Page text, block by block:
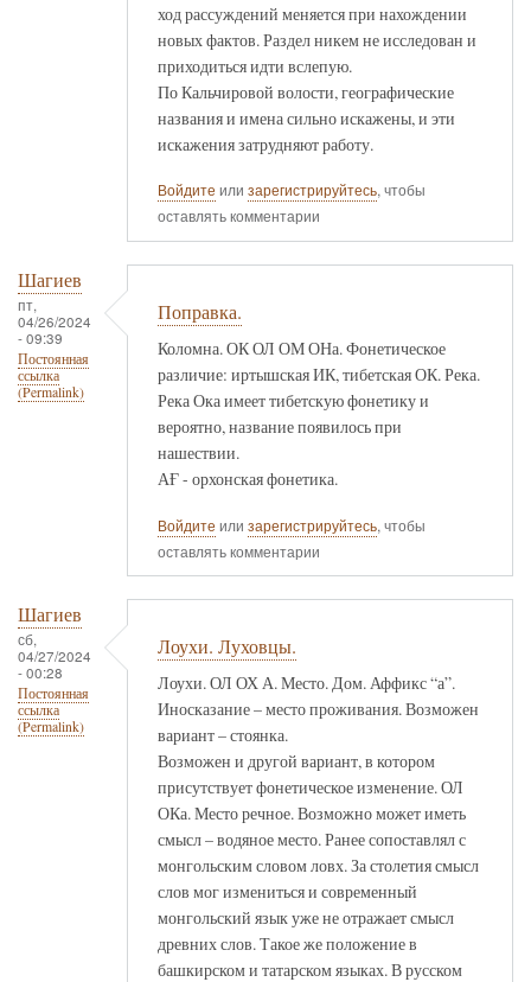
ход рассуждений меняется при нахождении
новых фактов. Раздел никем не исследован и
приходиться идти вслепую.
По Кальчировой волости, географические
названия и имена сильно искажены, и эти
искажения затрудняют работу.
Войдите или зарегистрируйтесь, чтобы
оставлять комментарии
Шагиев
пт,
04/26/2024
- 09:39
Постоянная
ссылка
(Permalink)
Поправка.
Коломна. ОК ОЛ ОМ ОНа. Фонетическое
различие: иртышская ИК, тибетская ОК. Река.
Река Ока имеет тибетскую фонетику и
вероятно, название появилось при
нашествии.
АҒ - орхонская фонетика.
Войдите или зарегистрируйтесь, чтобы
оставлять комментарии
Шагиев
сб,
04/27/2024
- 00:28
Постоянная
ссылка
(Permalink)
Лоухи. Луховцы.
Лоухи. ОЛ ОХ А. Место. Дом. Аффикс “а”.
Иносказание – место проживания. Возможен
вариант – стоянка.
Возможен и другой вариант, в котором
присутствует фонетическое изменение. ОЛ
ОКа. Место речное. Возможно может иметь
смысл – водяное место. Ранее сопоставлял с
монгольским словом ловх. За столетия смысл
слов мог измениться и современный
монгольский язык уже не отражает смысл
древних слов. Такое же положение в
башкирском и татарском языках. В русском